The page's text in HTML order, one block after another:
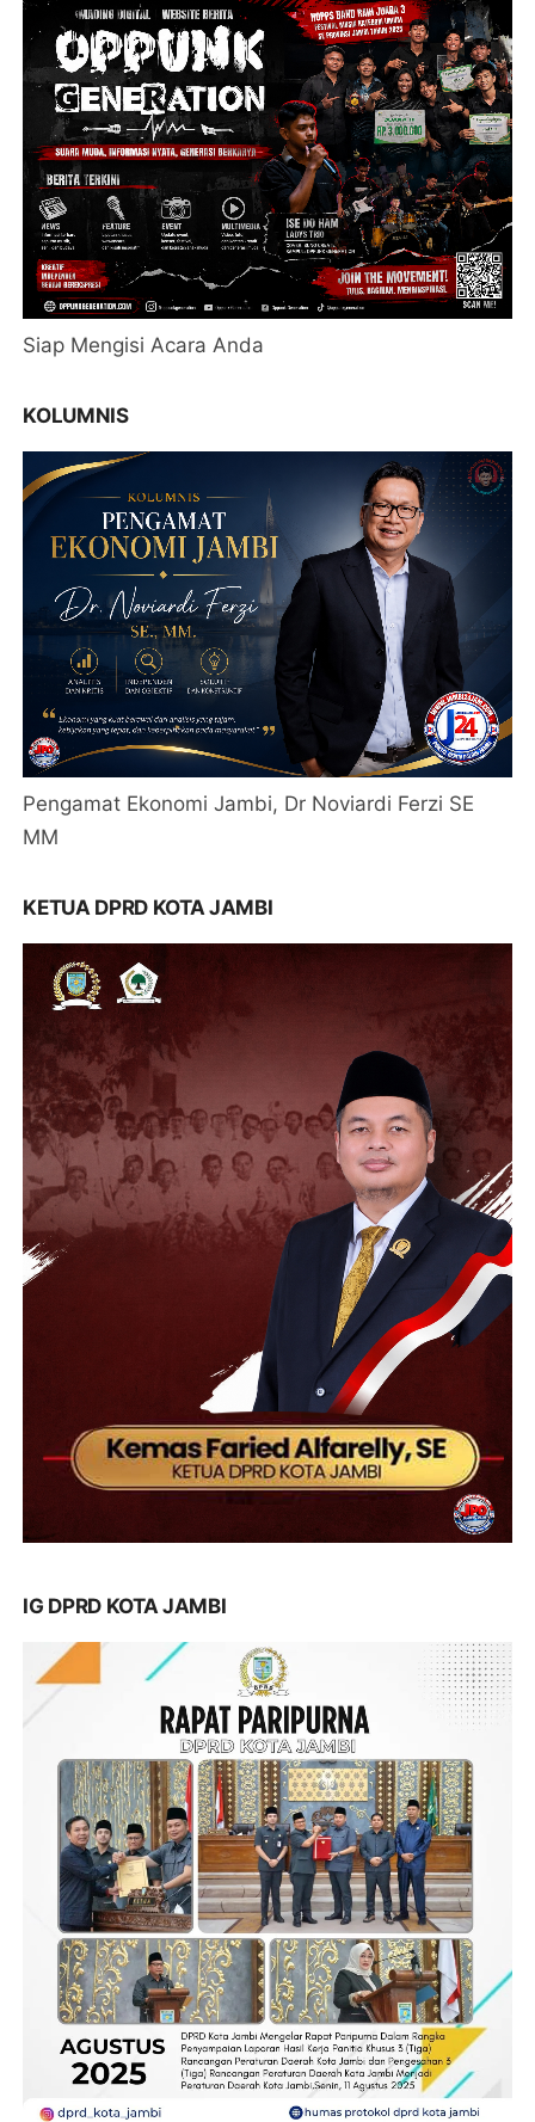
Siap Mengisi Acara Anda
KOLUMNIS
Pengamat Ekonomi Jambi, Dr Noviardi Ferzi SE
MM
KETUA DPRD KOTA JAMBI
IG DPRD KOTA JAMBI